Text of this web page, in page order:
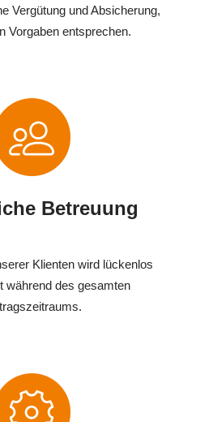
Vergütung und Absicherung,
Vorgaben entsprechen.
Betreuung
Klienten wird lückenlos
während des gesamten